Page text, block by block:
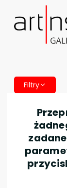
Filtry